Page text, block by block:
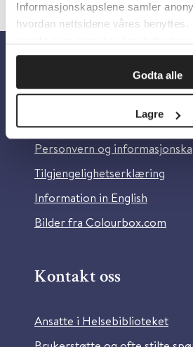
Informasjonskapslene samler
hvordan nettsidene våres benyttes.
Godta alle
Lagre
Om Helsebiblioteket
Personvern og
Tilgjengelighetserklæring
Information in English
Bilder fra Colourbox.com
Kontakt oss
Ansatte i Helsebiblioteket